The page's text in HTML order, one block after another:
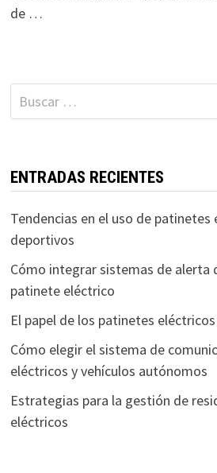
de …
Buscar:
ENTRADAS RECIENTES
Tendencias en el uso de
deportivos
Cómo integrar sistemas de alerta
patinete eléctrico
El papel de los patinetes
Cómo elegir el sistema de
eléctricos y vehículos autónomos
Estrategias para la gestión de
eléctricos